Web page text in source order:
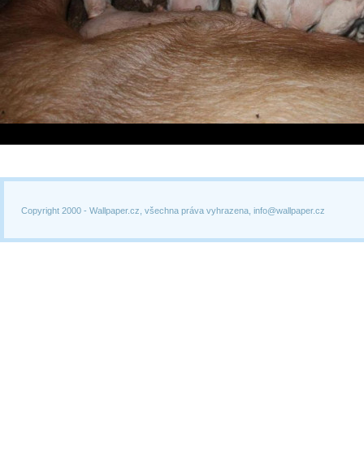
Copyright 2000 - Wallpaper.cz, všechna práva vyhrazena, info@wallpaper.cz